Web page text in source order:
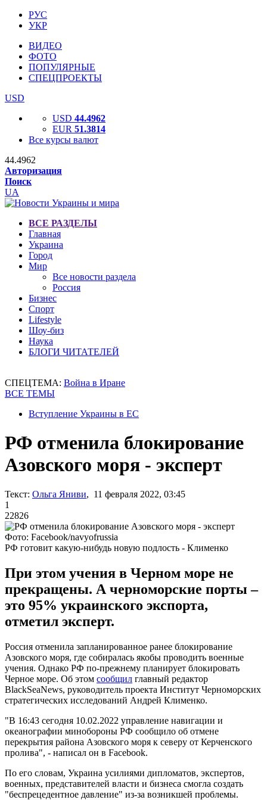
РУС
УКР
ВИДЕО
ФОТО
ПОПУЛЯРНЫЕ
СПЕЦПРОЕКТЫ
USD
USD 44.4962
EUR 51.3814
Все курсы валют
44.4962
Авторизация
Поиск
UA
ВСЕ РАЗДЕЛЫ
Главная
Украина
Город
Мир
Все новости раздела
Россия
Бизнес
Спорт
Lifestyle
Шоу-биз
Наука
БЛОГИ ЧИТАТЕЛЕЙ
СПЕЦТЕМА: Война в Иране
ВСЕ ТЕМЫ
Вступление Украины в ЕС
РФ отменила блокирование
Азовского моря - эксперт
Текст: Ольга Яниви, 11 февраля 2022, 03:45
1
22826
Фото: Facebook/navyofrussia
РФ готовит какую-нибудь новую подлость - Клименко
При этом учения в Черном море не
прекращены. А черноморские порты –
это 95% украинского экспорта,
отметил эксперт.
Россия отменила запланированное ранее блокирование
Азовского моря, где собиралась якобы проводить военные
учения. Однако РФ по-прежнему планирует блокировать
Черное море. Об этом сообщил главный редактор
BlackSeaNews, руководитель проекта Институт Черноморских
стратегических исследований Андрей Клименко.
"В 16:43 сегодня 10.02.2022 управление навигации и
океанографии минобороны РФ сообщило об отмене
перекрытия района Азовского моря к северу от Керченского
пролива", - написал он в Facebook.
По его словам, Украина усилиями дипломатов, экспертов,
военных, представителей власти и бизнеса смогла создать
"беспрецедентное давление" из-за возникшей проблемы.